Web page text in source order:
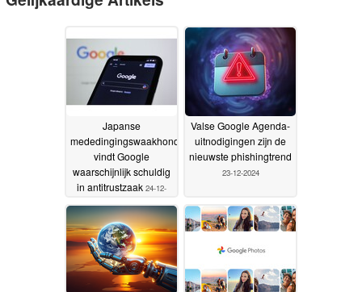
Japanse
mededingingswaakhond
vindt Google
waarschijnlijk schuldig
in antitrustzaak 24-12-
2024
Valse Google Agenda-
uitnodigingen zijn de
nieuwste phishingtrend
23-12-2024